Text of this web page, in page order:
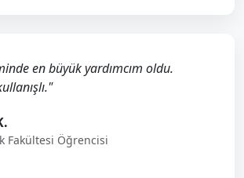
en büyük yardımcım oldu.
Fakültesi Öğrencisi